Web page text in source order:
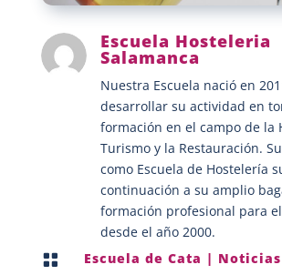
Escuela Hosteleria
Salamanca
Nuestra Escuela nació en
desarrollar su actividad en
formación en el campo de la
Turismo y la Restauración.
como Escuela de Hostelería
continuación a su amplio
formación profesional para
desde el año 2000.
 Escuela de Cata | Noticias